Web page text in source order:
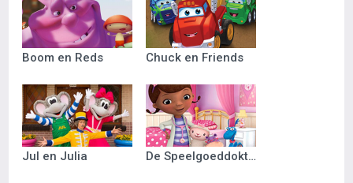
Boom en Reds Chuck en Friends
Jul en Julia De Speelgoeddokter